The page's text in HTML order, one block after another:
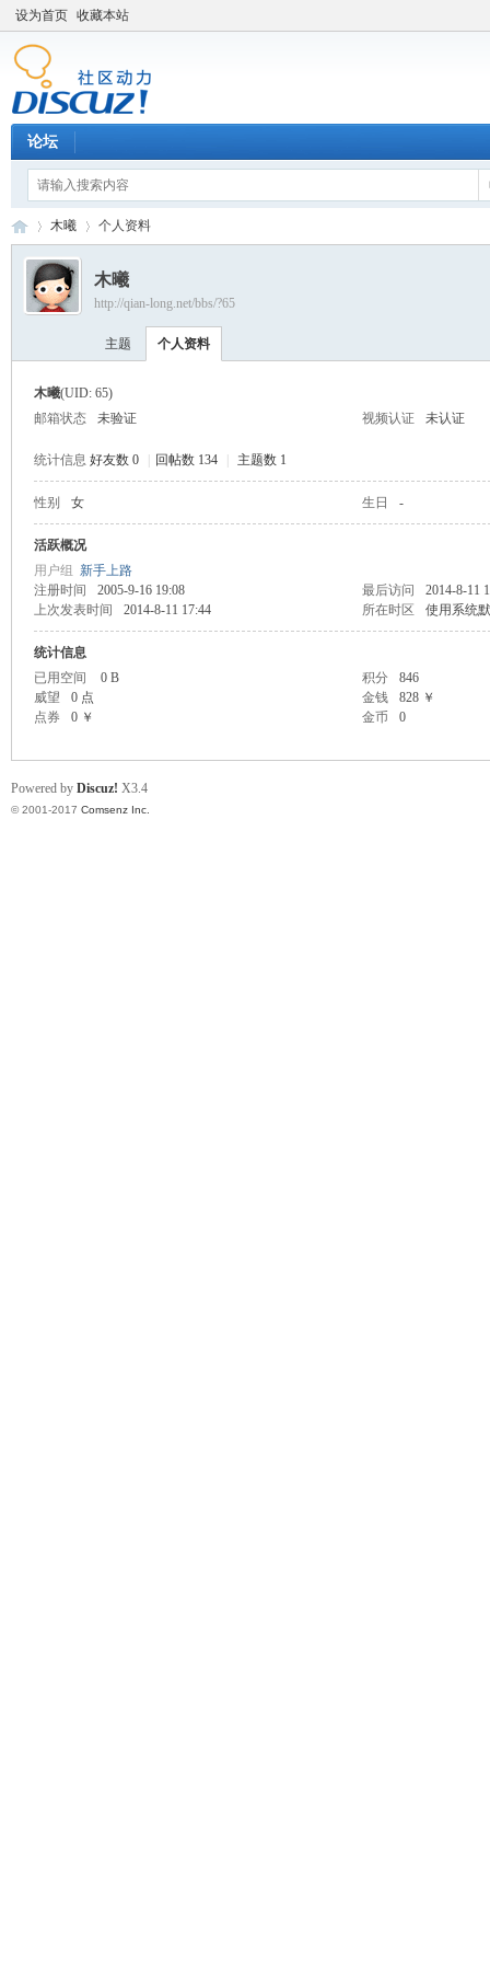
设为首页 收藏本站
论坛
z!
›
木曦
›
个人资料
木曦
http://qian-long.net/bbs/?65
主题 个人资料
木曦(UID: 65)
邮箱状态
未验证 视频认证 未认证
统计信息 好友数 0 回帖数 134 主题数 1
性别 女 生日 -
活跃概况
用户组 新手上路
注册时间
2005-9-16 19:08 最后访问
2014-8-11
上次发表时间
2014-8-11 17:44 所在时区 使用系统
统计信息
已用空间
0 B 积分
846
威望
0 点 金钱
828 ￥
点券
0 ￥ 金币 0
Powered by Discuz! X3.4
© 2001-2017 Comsenz Inc.